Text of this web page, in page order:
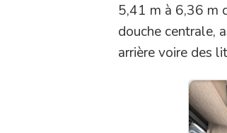
5,41 m à 6,36 m
douche centrale,
arrière voire des